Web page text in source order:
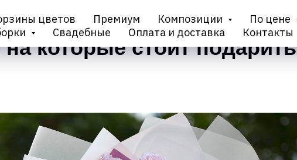
цветов Премиум Композиции По цене
Свадебные Оплата и доставка Контакты
которые стоит подарить